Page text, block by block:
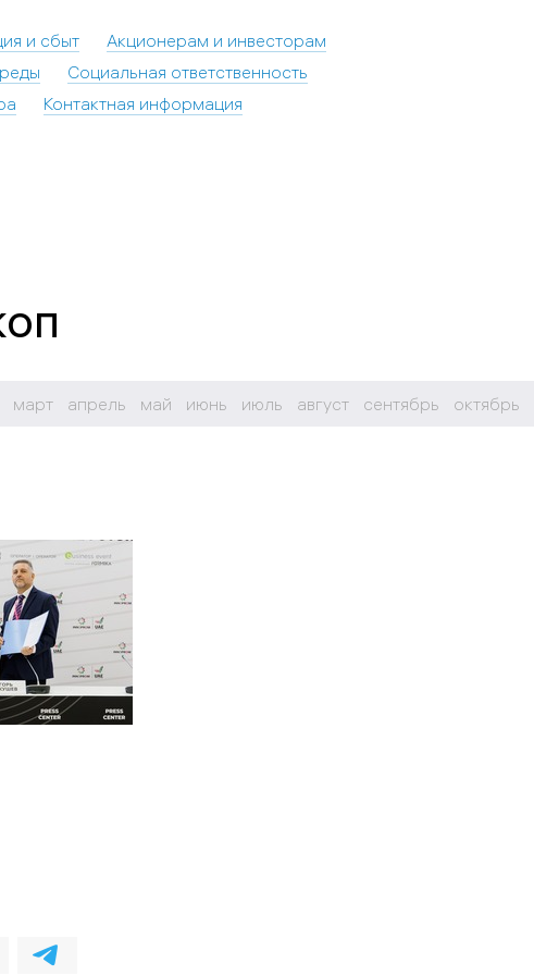
и сбыт
Акционерам и инвесторам
Социальная ответственность
Контактная информация
март апрель май июнь июль август сентябрь октябрь